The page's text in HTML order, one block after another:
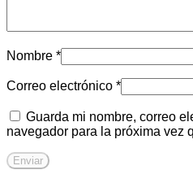
Nombre *
Correo electrónico *
Guarda mi nombre, correo
navegador para la próxima vez